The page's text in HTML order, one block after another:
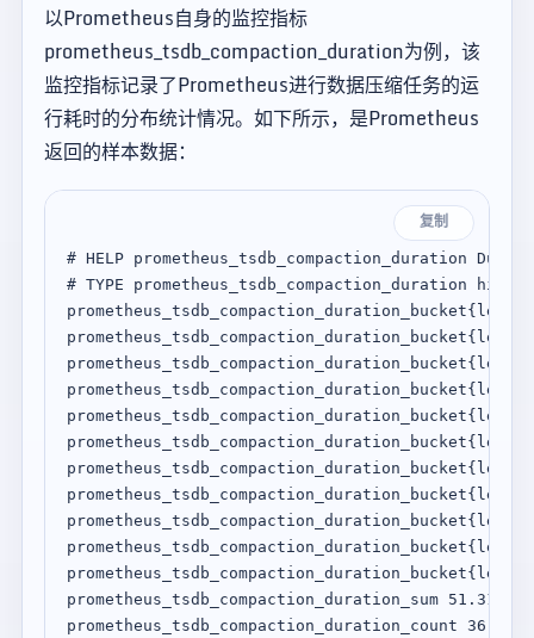
以Prometheus自身的监控指标
prometheus_tsdb_compaction_duration为例，该
监控指标记录了Prometheus进行数据压缩任务的运
行耗时的分布统计情况。如下所示，是Prometheus
返回的样本数据：
复制
# HELP prometheus_tsdb_compaction_duration
# TYPE prometheus_tsdb_compaction_duration
prometheus_tsdb_compaction_duration_sum